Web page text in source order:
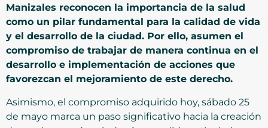
Manizales reconocen la importancia de la salud
como un pilar fundamental para la calidad de vida
y el desarrollo de la ciudad. Por ello, asumen el
compromiso de trabajar de manera continua en el
desarrollo e implementación de acciones que
favorezcan el mejoramiento de este derecho.
Asimismo, el compromiso adquirido hoy, sábado 25
de mayo marca un paso significativo hacia la creación